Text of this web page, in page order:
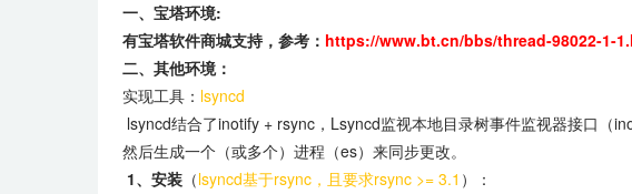
一、宝塔环境:
有宝塔软件商城支持， 参考： https://www.bt.cn/bbs/thread-98022-1-
二、其他环境：
实现工具： lsyncd
lsyncd结合了inotify + rsync，Lsyncd监视本地目录树事件监视器接口（
然后生成一个（或多个）进程（es）来同步更改。
1、安装 （lsyncd基于rsync，且要求rsync >= 3.1 ）：